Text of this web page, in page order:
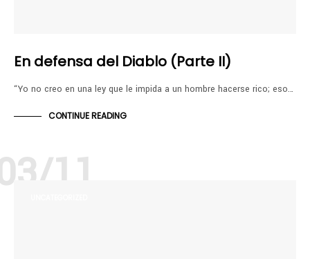
En defensa del Diablo (Parte II)
“Yo no creo en una ley que le impida a un hombre hacerse rico; eso…
CONTINUE READING
11